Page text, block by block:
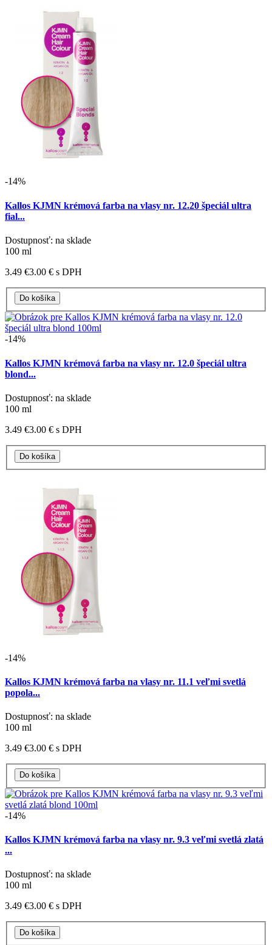
-14%
Kallos KJMN krémová farba na vlasy nr. 12.20 špeciál ultra
fial...
Dostupnosť: na sklade
100 ml
3.49 €3.00 € s DPH
-14%
Kallos KJMN krémová farba na vlasy nr. 12.0 špeciál ultra
blond...
Dostupnosť: na sklade
100 ml
3.49 €3.00 € s DPH
-14%
Kallos KJMN krémová farba na vlasy nr. 11.1 veľmi svetlá
popola...
Dostupnosť: na sklade
100 ml
3.49 €3.00 € s DPH
-14%
Kallos KJMN krémová farba na vlasy nr. 9.3 veľmi svetlá zlatá
...
Dostupnosť: na sklade
100 ml
3.49 €3.00 € s DPH